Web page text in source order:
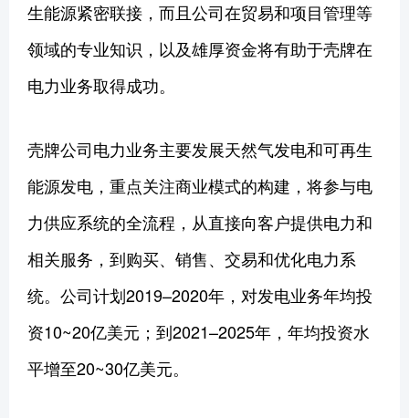
生能源紧密联接，而且公司在贸易和项目管理等
领域的专业知识，以及雄厚资金将有助于壳牌在
电力业务取得成功。
壳牌公司电力业务主要发展天然气发电和可再生
能源发电，重点关注商业模式的构建，将参与电
力供应系统的全流程，从直接向客户提供电力和
相关服务，到购买、销售、交易和优化电力系
统。公司计划2019–2020年，对发电业务年均投
资10~20亿美元；到2021–2025年，年均投资水
平增至20~30亿美元。